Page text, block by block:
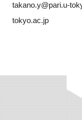
takano.y@pari.u-
tokyo.ac.jp